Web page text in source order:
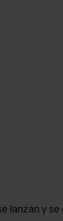
lanzan y